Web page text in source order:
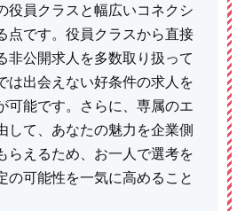
役員クラスと幅広いコネクシ
点です。役員クラスから直接
非公開求人を多数取り扱って
は出会えない好条件の求人を
可能です。さらに、専属のエ
して、あなたの魅力を企業側
らえるため、お一人で選考を
の可能性を一気に高めること